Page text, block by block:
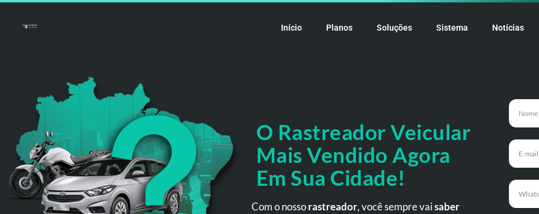
Início Planos Soluções Sistema Notícias
O RastreadorVeicular
Mais Vendido Agora
Em Sua Cidade!
Com o nossorastreador, você sempre vaisaber